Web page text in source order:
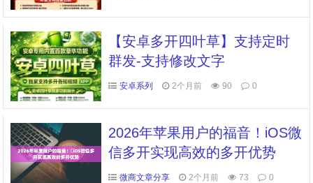
【安卓多开四叶草】支持定时
群发-支持修改文字
安卓系列 2个月前 90 0
2026年苹果用户的福音！​iOS微
信多开实现高效的多开优势
微商文章分享 2个月前 73 0